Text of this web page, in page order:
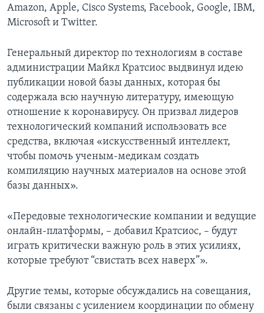
Amazon, Apple, Cisco Systems, Facebook, Google, IBM,
Microsoft и Twitter.
Генеральный директор по технологиям в составе
администрации Майкл Кратсиос выдвинул идею
публикации новой базы данных, которая бы
содержала всю научную литературу, имеющую
отношение к коронавирусу. Он призвал лидеров
технологический компаний использовать все
средства, включая «искусственный интеллект,
чтобы помочь ученым-медикам создать
компиляцию научных материалов на основе этой
базы данных».
«Передовые технологические компании и ведущие
онлайн-платформы, – добавил Кратсиос, – будут
играть критически важную роль в этих усилиях,
которые требуют “свистать всех наверх”».
Другие темы, которые обсуждались на совещания,
были связаны с усилением координации по обмену